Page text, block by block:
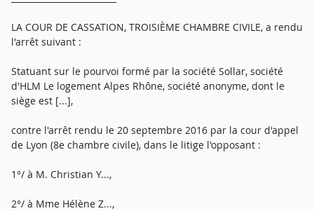
LA COUR DE CASSATION, TROISIÈME CHAMBRE CIVILE, a rendu
l'arrêt suivant :
Statuant sur le pourvoi formé par la société Sollar, société
d'HLM Le logement Alpes Rhône, société anonyme, dont le
siège est [...],
contre l'arrêt rendu le 20 septembre 2016 par la cour d'appel
de Lyon (8e chambre civile), dans le litige l'opposant :
1°/ à M. Christian Y...,
2°/ à Mme Hélène Z...,